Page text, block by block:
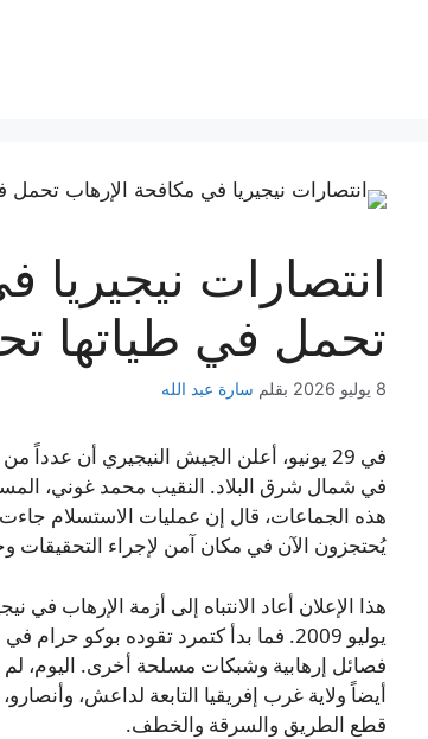
انتصارات نيجيريا
تحمل في طياتها
8 يوليو 2026 بقلم سارة عبد الله
في 29 يونيو، أعلن الجيش النيجيري أن
في شمال شرق البلاد. النقيب محمد غوني،
هذه الجماعات، قال إن عمليات الاستسلام
يُحتجزون الآن في مكان آمن لإجراء التحقيقات
هذا الإعلان أعاد الانتباه إلى أزمة الإرهاب
يوليو 2009. فما بدأ كتمرد تقوده
فصائل إرهابية وشبكات مسلحة أخرى. اليوم،
أيضاً ولاية غرب إفريقيا التابعة لداعش،
قطع الطريق والسرقة والخطف.